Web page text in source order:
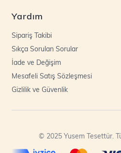
Yardım
Sipariş Takibi
Sıkça Sorulan Sorular
İade ve Değişim
Mesafeli Satış Sözleşmesi
Gizlilik ve Güvenlik
© 2025 Yusem Tesettür.